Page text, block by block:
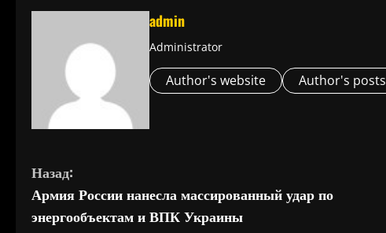
admin
Administrator
Author's website Author's posts
П
р
Назад:
Армия России нанесла массированный удар по
энергообъектам и ВПК Украины